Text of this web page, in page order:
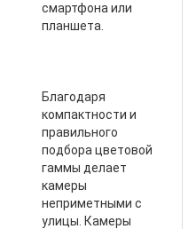
смартфона или
планшета.
Благодаря
компактности и
правильного
подбора цветовой
гаммы делает
камеры
неприметными с
улицы. Камеры